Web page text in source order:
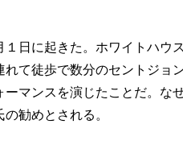
日に起きた。ホワイトハウ
れて徒歩で数分のセントジョ
ーマンスを演じたことだ。な
勧めとされる。